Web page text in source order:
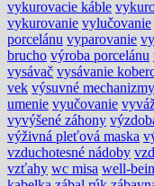
vykurovacie káble
vykurovanie vylučovanie
porcelánu vyparovanie
brucho výroba porcelánu
vysávač vysávanie
vek výsuvné mechanizmy
umenie vyučovanie
vyvýšené záhony
výživná pleťová maska
vzduchotesné nádoby
vzťahy wc misa well-